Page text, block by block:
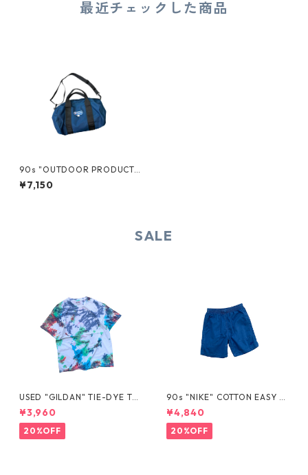
最近チェックした商品
90s "OUTDOOR PRODUCT
S" DUFFEL BAG
¥7,150
SALE
USED "GILDAN" TIE-DYE TE
E
¥3,960
20%OFF
90s "NIKE" COTTON EASY S
HORTS
¥4,840
20%OFF